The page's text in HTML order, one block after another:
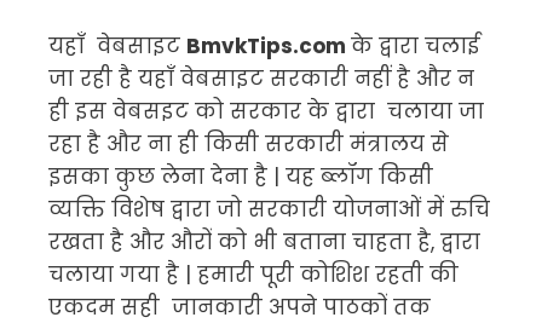
यहाँ वेबसाइट BmvkTips.com के द्वारा चलाई
जा रही है यहाँ वेबसाइट सरकारी नहीं है और न
ही इस वेबसइट को सरकार के द्वारा चलाया जा
रहा है और ना ही किसी सरकारी मंत्रालय से
इसका कुछ लेना देना है | यह ब्लॉग किसी
व्यक्ति विशेष द्वारा जो सरकारी योजनाओं में रुचि
रखता है और औरों को भी बताना चाहता है, द्वारा
चलाया गया है | हमारी पूरी कोशिश रहती की
एकदम सही जानकारी अपने पाठकों तक